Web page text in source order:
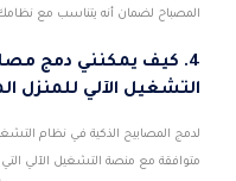
المصباح لضمان أنه يتناسب مع نظامك
4. كيف يمكنني دمج
التشغيل الآلي للمنزل
لدمج المصابيح الذكية في نظام
متوافقة مع منصة التشغيل الآلي